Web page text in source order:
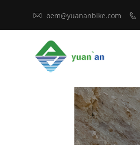
 oem@yuananbike.com 